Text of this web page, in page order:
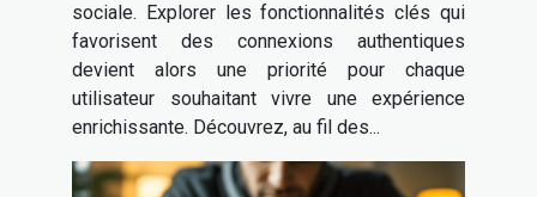
sociale. Explorer les fonctionnalités clés qui
favorisent des connexions authentiques
devient alors une priorité pour chaque
utilisateur souhaitant vivre une expérience
enrichissante. Découvrez, au fil des...